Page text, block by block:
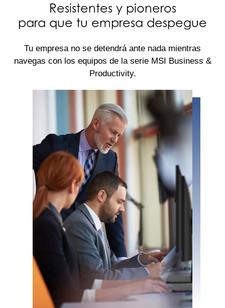
Resistentes y pioneros
para que tu empresa despegue
Tu empresa no se detendrá ante nada mientras
navegas con los equipos de la serie MSI Business &
Productivity.